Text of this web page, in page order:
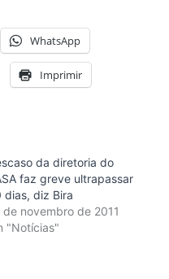
WhatsApp
Imprimir
da diretoria do
faz greve ultrapassar
dias, diz Bira
de novembro de 2011
"Notícias"